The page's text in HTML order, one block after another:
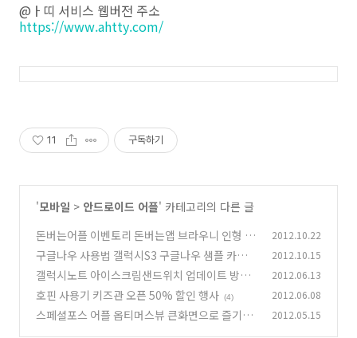
@ㅏ띠 서비스 웹버전 주소
https://www.ahtty.com/
11 구독하기
'모바일 > 안드로이드 어플' 카테고리의 다른 글
돈버는어플 이벤토리 돈버는앱 브라우니 인형 노
리자
(5)
2012.10.22
구글나우 사용법 갤럭시S3 구글나우 샘플 카드
활용법
(10)
2012.10.15
갤럭시노트 아이스크림샌드위치 업데이트 방법
오류
(6)
2012.06.13
호핀 사용기 키즈관 오픈 50% 할인 행사 (4) 2012.06.08
스페셜포스 어플 옵티머스뷰 큰화면으로 즐기기 2012.05.15